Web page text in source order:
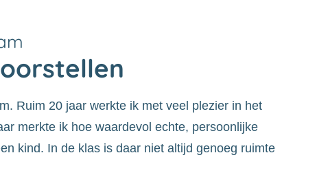
Ruim 20 jaar werkte ik met veel plezier in het
merkte ik hoe waardevol echte, persoonlijke
kind. In de klas is daar niet altijd genoeg ruimte